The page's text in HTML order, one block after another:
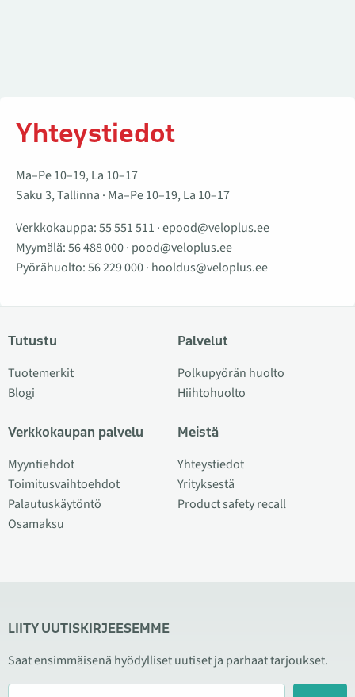
Yhteystiedot
Ma–Pe 10–19, La 10–17
Saku 3, Tallinna · Ma–Pe 10–19, La 10–17
Verkkokauppa:55 551 511 ·epood@veloplus.ee
Myymälä:56 488 000· pood@veloplus.ee
Pyörähuolto:56 229 000· hooldus@veloplus.ee
Tutustu
Tuotemerkit
Blogi
Verkkokaupan palvelu
Myyntiehdot
Toimitusvaihtoehdot
Palautuskäytöntö
Osamaksu
Palvelut
Polkupyörän huolto
Hiihtohuolto
Meistä
Yhteystiedot
Yrityksestä
Product safety recall
LIITY UUTISKIRJEESEMME
Saat ensimmäisenä hyödylliset uutiset ja parhaat tarjoukset.